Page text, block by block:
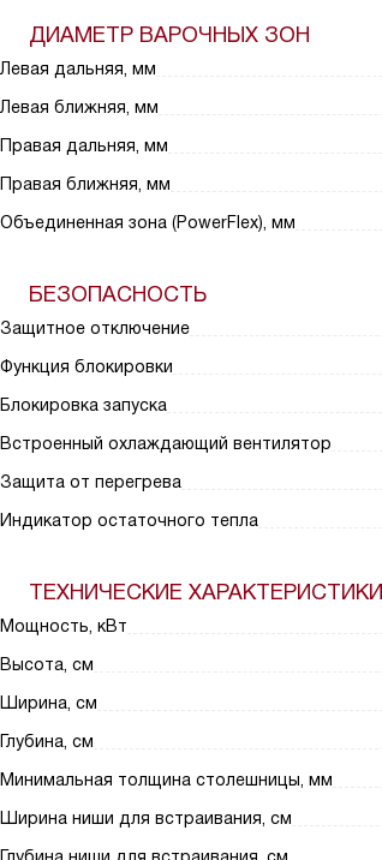
ДИАМЕТР ВАРОЧНЫХ ЗОН
Левая дальняя, мм
Левая ближняя, мм
Правая дальняя, мм
Правая ближняя, мм
Объединенная зона (PowerFlex), мм
БЕЗОПАСНОСТЬ
Защитное отключение
Функция блокировки
Блокировка запуска
Встроенный охлаждающий вентилятор
Защита от перегрева
Индикатор остаточного тепла
ТЕХНИЧЕСКИЕ ХАРАКТЕРИСТИКИ
Мощность, кВт
Высота, см
Ширина, см
Глубина, см
Минимальная толщина столешницы, мм
Ширина ниши для встраивания, см